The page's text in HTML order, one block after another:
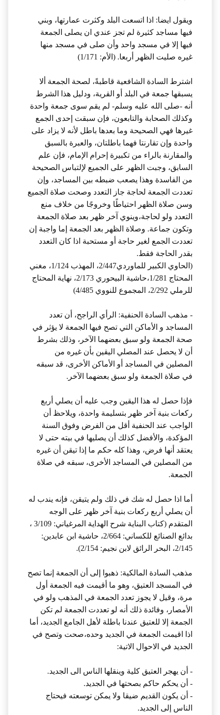
ويقول ايضا: اذا اتسعت البلد وكثرت عمارتها، وبني
فيها مساجد كثيرة لم تجز عندي ان يصلى الجمعة
فيها إلا في مسجد واحد وأن صلى في مسجد منها
غيره صليت الظهر أربعا. (الأم: 1/171)
اشترط السادة الشافعية قاطبةً، لصحة الجمعة ألا
يسبقها جمعة في البلد أو القرية، ودليل هذا الشرط
أنه -صلى الله عليه وسلم- لم يقم سوى جمعة واحدة
وكذلك الصحابة والتابعون، فإن سبقت إحدى الجمع
غيرها فهي الصحيحة وما بعدها باطل لأنه لا يزاد على
واحدة وإن تقارنتا فهما باطلتان، والعبرة بالسبق
والمقارنة بالراء من تكبيرة إحرام الإمام، فإن علم
السابق، وجبت الظهر على الجميع لإلتباس الصحيحة
من الفاسدة وهذا يصعب ضبطه بين المساجد، وإن
تعددت الجمعة لحاجة جاز التعدد وصحت صلاة الجميع
وسن صلاة الظهر احتياطًا وخروجًا من خلاف منع
التعدد ولو لحاجة،وينوي آخر ظهر بعد صلاة الجمعة
وتكون جماعة. وصلاة الظهر بعد الجمعة إما واجبة إن
تعددت الجمع لغير حاجة أو مستحبة اذا كان التعدد
بقدر الحاجة فقط.
(الحاوي الكبير للماوردي2/447، المهذب 1/124، مغني
المحتاج 1/281،حاشية البيحوري 2/173، نهاية المحتاج
للرملي 2/292، المجموع للنووي 4/485)
- مذهب السادة الحنفية: الرأي الراجح، أن تعدد
المساجد و الأماكن التي تصح فيها الجمعة لا يؤثر في
صحة الجمعة ولو سبق بعضهما الآخر، وذلك بشرط
أن لا يحصل عند المصلي اليقين بأن غيره من
المصلين في المساجد أو الأماكن الأخرى، قد سبقه
في صلاة الجمعة ولو سبق بعضهما الآخر.
فإذا حصل له هذا اليقين وجب عليه أن يصلي أربع
ركعات بنية آخر ظهر بتسليمة واحدة، ويلاحظ أن
الواجب عند الحنفية أقل من الفرض وفوق السنة
المؤكدة، والأفضل كذلك أن يصليها في بيته حتى لا
يعتقد أنها فرض، وهذا كله حكم ما إذا تيقن أن غيره
من المصلين في المساجد الأخرى، سبقه في صلاة
الجمعة.
أما اذا حصل له شك في ذلك ولم يتيقن، فإنه يندب له
أن يصلي أربع ركعات بنية آخر ظهر على الوجه
المتقدم (كتاب البناية شرح الهداية المرغياني: 3/109 ،
بدائع الصنائع للكساني: 2/664، حاشية ابن عابدين:
2/145، البحر الرائق لابن نجيم: 2/154).
مذهب السادة المالكية: ذهبوا إلى أن الجمعة إنما تصح
في المسجد العتيق، وهو ما أقيمت فيه الجمعة أول
مرة، وقيل لا يجوز تعدد الجمعة في المذهب ولو في
الأمصار، وفائدة ذلك أنه لو تعددت الجمعة لم تكن
الجمعة إلا للعتيق عندنا باطلة لأهل الجامع الجديد، أما
اذا اقيمت الجمعة في الجديد وحده،صحت وتصح في
الجديد في الاحوال الاتية:
- أن يهجر العتيق كلية وينقلها الناس الى الجديد.
- أن يحكم حاكم بصحتها في الجديد.
- أن يكون القديم ضيقا ولا يمكن توسعته فيحتاج
الناس إلى الجديد.